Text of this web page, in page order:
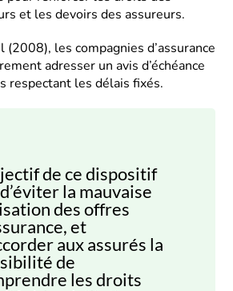
et les devoirs des assureurs.
les compagnies d’assurance
adresser un avis d’échéance
respectant les délais fixés.
de ce dispositif
la mauvaise
des offres
et
aux assurés la
de
les droits